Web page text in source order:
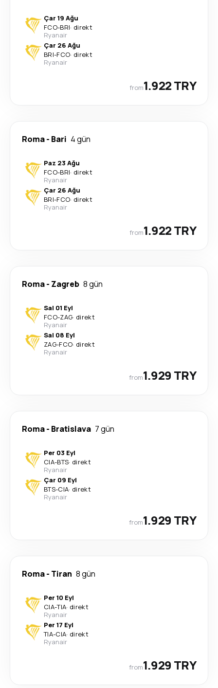
Çar 19 Ağu
FCO-BRI· direkt
Ryanair
Çar 26 Ağu
BRI-FCO· direkt
Ryanair
from1.922 TRY
Roma- Bari 4 gün
Paz 23 Ağu
FCO-BRI· direkt
Ryanair
Çar 26 Ağu
BRI-FCO· direkt
Ryanair
from1.922 TRY
Roma- Zagreb 8 gün
Sal 01 Eyl
FCO-ZAG· direkt
Ryanair
Sal 08 Eyl
ZAG-FCO· direkt
Ryanair
from1.929 TRY
Roma- Bratislava 7 gün
Per 03 Eyl
CIA-BTS· direkt
Ryanair
Çar 09 Eyl
BTS-CIA· direkt
Ryanair
from1.929 TRY
Roma- Tiran 8 gün
Per 10 Eyl
CIA-TIA· direkt
Ryanair
Per 17 Eyl
TIA-CIA· direkt
Ryanair
from1.929 TRY